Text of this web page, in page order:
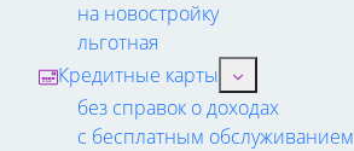
на новостройку
льготная
Кредитные карты
без справок о доходах
с бесплатным обслуживанием